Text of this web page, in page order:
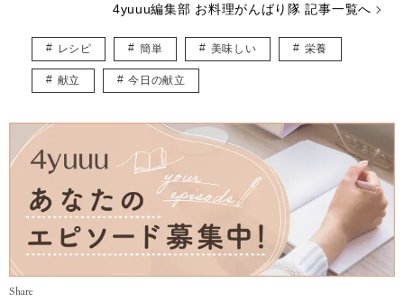
4yuuu編集部 お料理がんばり隊 記事一覧へ
レシピ 簡単 美味しい 栄養
献立 今日の献立
Share